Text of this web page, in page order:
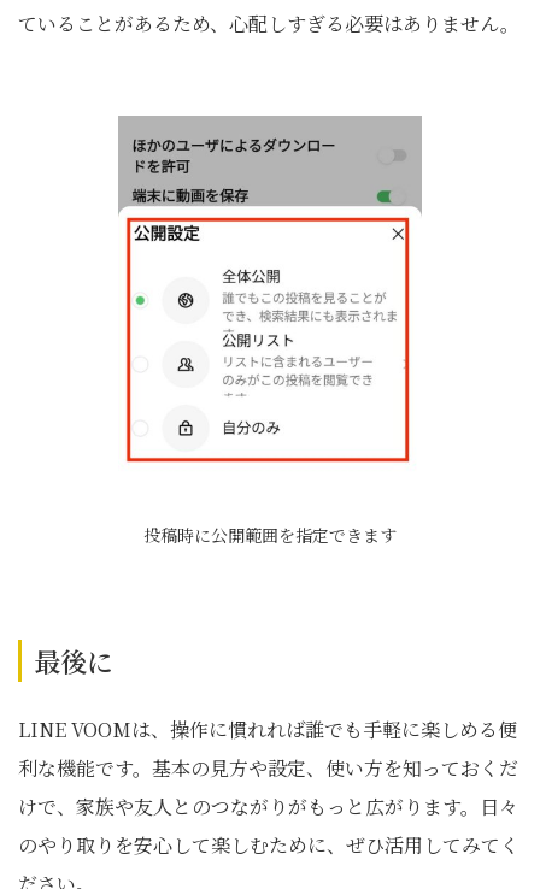
ていることがあるため、心配しすぎる必要はありません。
投稿時に公開範囲を指定できます
最後に
LINE VOOMは、操作に慣れれば誰でも手軽に楽しめる便
利な機能です。基本の見方や設定、使い方を知っておくだ
けで、家族や友人とのつながりがもっと広がります。日々
のやり取りを安心して楽しむために、ぜひ活用してみてく